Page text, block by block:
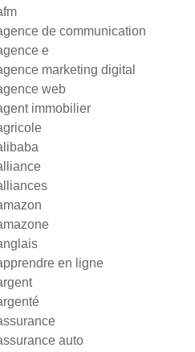
de communication
e
marketing digital
web
immobilier
en ligne
auto